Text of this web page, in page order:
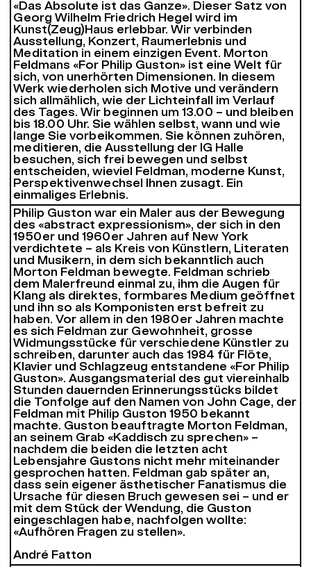
«Das Absolute ist das Ganze». Dieser Satz von
Georg Wilhelm Friedrich Hegel wird im
Kunst(Zeug)Haus erlebbar. Wir verbinden
Ausstellung, Konzert, Raumerlebnis und
Meditation in einem einzigen Event. Morton
Feldmans «For Philip Guston» ist eine Welt für
sich, von unerhörten Dimensionen. In diesem
Werk wiederholen sich Motive und verändern
sich allmählich, wie der Lichteinfall im Verlauf
des Tages. Wir beginnen um 13.00 – und bleiben
bis 18.00 Uhr. Sie wählen selbst, wann und wie
lange Sie vorbeikommen. Sie können zuhören,
meditieren, die Ausstellung der IG Halle
besuchen, sich frei bewegen und selbst
entscheiden, wieviel Feldman, moderne Kunst,
Perspektivenwechsel Ihnen zusagt. Ein
einmaliges Erlebnis.
Philip Guston war ein Maler aus der Bewegung
des «abstract expressionism», der sich in den
1950er und 1960er Jahren auf New York
verdichtete – als Kreis von Künstlern, Literaten
und Musikern, in dem sich bekanntlich auch
Morton Feldman bewegte. Feldman schrieb
dem Malerfreund einmal zu, ihm die Augen für
Klang als direktes, formbares Medium geöffnet
und ihn so als Komponisten erst befreit zu
haben. Vor allem in den 1980er Jahren machte
es sich Feldman zur Gewohnheit, grosse
Widmungsstücke für verschiedene Künstler zu
schreiben, darunter auch das 1984 für Flöte,
Klavier und Schlagzeug entstandene «For Philip
Guston». Ausgangsmaterial des gut viereinhalb
Stunden dauernden Erinnerungsstücks bildet
die Tonfolge auf den Namen von John Cage, der
Feldman mit Philip Guston 1950 bekannt
machte. Guston beauftragte Morton Feldman,
an seinem Grab «Kaddisch zu sprechen» –
nachdem die beiden die letzten acht
Lebensjahre Gustons nicht mehr miteinander
gesprochen hatten. Feldman gab später an,
dass sein eigener ästhetischer Fanatismus die
Ursache für diesen Bruch gewesen sei – und er
mit dem Stück der Wendung, die Guston
eingeschlagen habe, nachfolgen wollte:
«Aufhören Fragen zu stellen».
André Fatton